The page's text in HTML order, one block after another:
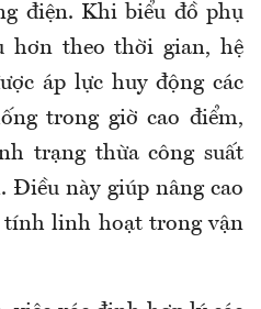
điện. Khi biểu đồ phụ
hơn theo thời gian, hệ
áp lực huy động các
trong giờ cao điểm,
trạng thừa công suất
Điều này giúp nâng cao
tính linh hoạt trong vận